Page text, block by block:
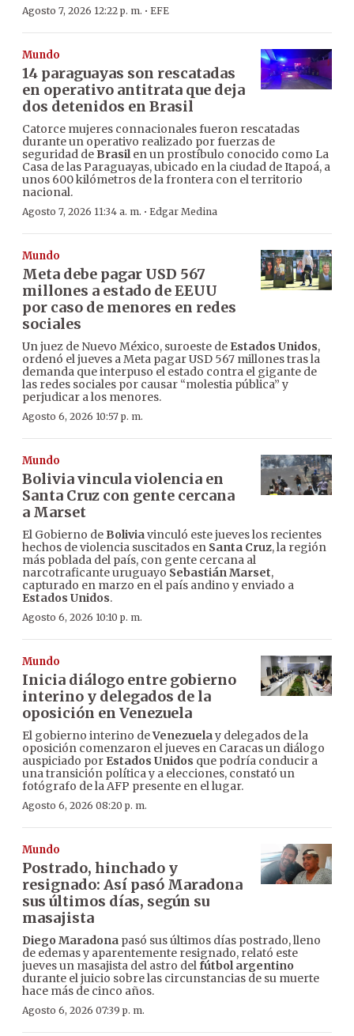
Agosto 7, 2026 12:22 p. m. · EFE
Mundo
14 paraguayas son rescatadas
en operativo antitrata que deja
dos detenidos en Brasil
Catorce mujeres connacionales fueron rescatadas
durante un operativo realizado por fuerzas de
seguridad de Brasilen un prostíbulo conocido como La
Casa de las Paraguayas, ubicado en la ciudad de Itapoá, a
unos 600 kilómetros de la frontera con el territorio
nacional.
Agosto 7, 2026 11:34 a. m. · Edgar Medina
Mundo
Meta debe pagar USD 567
millones a estado de EEUU
por caso de menores en redes
sociales
Un juez de Nuevo México, suroeste de Estados Unidos,
ordenó el jueves a Meta pagar USD 567 millones tras la
demanda que interpuso el estado contra el gigante de
las redes sociales por causar “molestia pública” y
perjudicar a los menores.
Agosto 6, 2026 10:57 p. m.
Mundo
Bolivia vincula violencia en
Santa Cruz con gente cercana
a Marset
El Gobierno de Boliviavinculó este jueves los recientes
hechos de violencia suscitados en Santa Cruz, la región
más poblada del país, con gente cercana al
narcotraficante uruguayo Sebastián Marset,
capturado en marzo en el país andino y enviado a
Estados Unidos.
Agosto 6, 2026 10:10 p. m.
Mundo
Inicia diálogo entre gobierno
interino y delegados de la
oposición en Venezuela
El gobierno interino deVenezuelay delegados de la
oposición comenzaron el jueves en Caracas un diálogo
auspiciado por Estados Unidos que podría conducir a
una transición política y a elecciones, constató un
fotógrafo de la AFP presente en el lugar.
Agosto 6, 2026 08:20 p. m.
Mundo
Postrado, hinchado y
resignado: Así pasó Maradona
sus últimos días, según su
masajista
Diego Maradona pasó sus últimos días postrado, lleno
de edemas y aparentemente resignado, relató este
jueves un masajista del astro delfútbol argentino
durante el juicio sobre las circunstancias de su muerte
hace más de cinco años.
Agosto 6, 2026 07:39 p. m.